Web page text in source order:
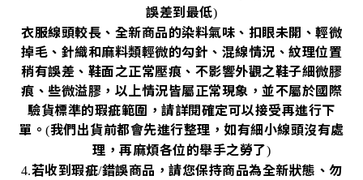
誤差到最低)
衣服線頭較長、全新商品的染料氣味、扣眼未開、輕微
掉毛、針織和麻料類輕微的勾針、混線情況、紋理位置
稍有誤差、鞋面之正常壓痕、不影響外觀之鞋子細微膠
痕、些微溢膠，以上情況皆屬正常現象，並不屬於國際
驗貨標準的瑕疵範圍，請詳閱確定可以接受再進行下
單。(我們出貨前都會先進行整理，如有細小線頭沒有處
理，再麻煩各位的舉手之勞了)
4.若收到瑕疵/錯誤商品，請您保持商品為全新狀態、勿